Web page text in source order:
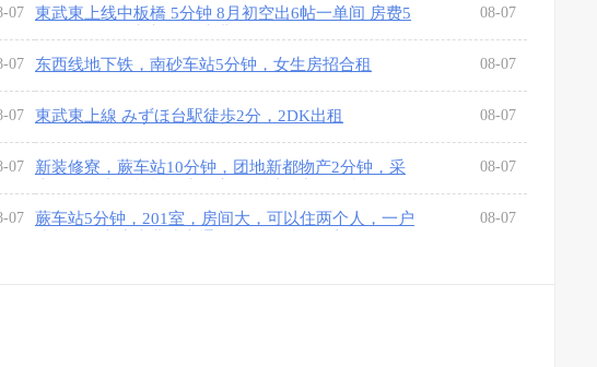
07
東武東上线中板橋 5分钟 8月初空出6帖一单间 房费5
08-07
07 东西线地下铁，南砂车站5分钟，女生房招合租 08-07
07 東武東上線 みずほ台駅徒歩2分，2DK出租 08-07
07
新装修寮，蕨车站10分钟，团地新都物产2分钟，采
08-07
07
蕨车站5分钟，201室，房间大，可以住两个人，一户
08-07